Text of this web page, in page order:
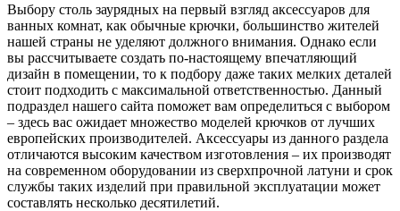
Выбору столь заурядных на первый взгляд аксессуаров для
ванных комнат, как обычные крючки, большинство жителей
нашей страны не уделяют должного внимания. Однако если
вы рассчитываете создать по-настоящему впечатляющий
дизайн в помещении, то к подбору даже таких мелких деталей
стоит подходить с максимальной ответственностью. Данный
подраздел нашего сайта поможет вам определиться с выбором
– здесь вас ожидает множество моделей крючков от лучших
европейских производителей. Аксессуары из данного раздела
отличаются высоким качеством изготовления – их производят
на современном оборудовании из сверхпрочной латуни и срок
службы таких изделий при правильной эксплуатации может
составлять несколько десятилетий.